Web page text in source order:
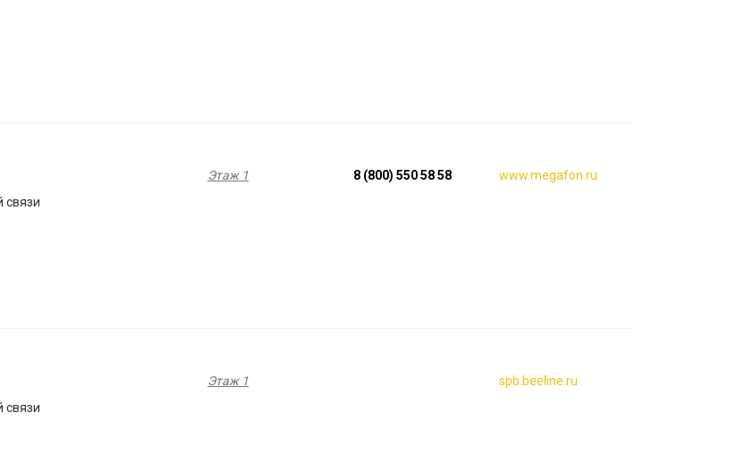
связи
Этаж 1 8 (800) 550 58 58 www.megafon.ru
связи
Этаж 1 spb.beeline.ru